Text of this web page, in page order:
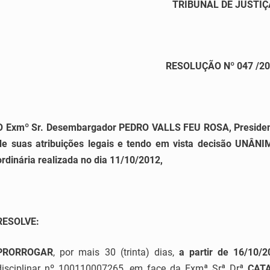
TRIBUNAL DE
RESOLUÇÃO Nº 047 /
Exmº Sr. Desembargador PEDRO VALLS FEU ROSA,
suas atribuições legais e tendo em vista decisão
realizada no dia 11/10/2012,
, por mais 30 (trinta) dias, a partir de 16/10/